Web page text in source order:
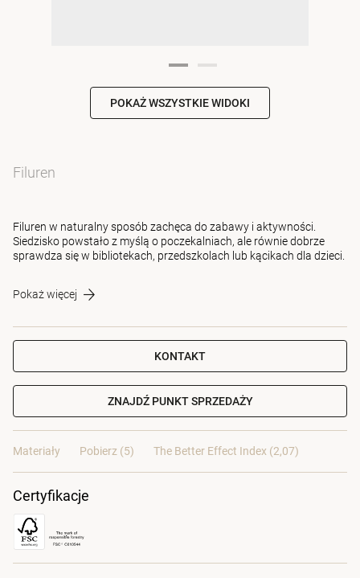
POKAŻ WSZYSTKIE WIDOKI
Filuren
Filuren w naturalny sposób zachęca do zabawy i aktywności.
Siedzisko powstało z myślą o poczekalniach, ale równie dobrze
sprawdza się w bibliotekach, przedszkolach lub kącikach dla dzieci.
Pokaż więcej
KONTAKT
ZNAJDŹ PUNKT SPRZEDAŻY
Materiały Pobierz (5) The Better Effect Index (2,07)
Certyfikacje